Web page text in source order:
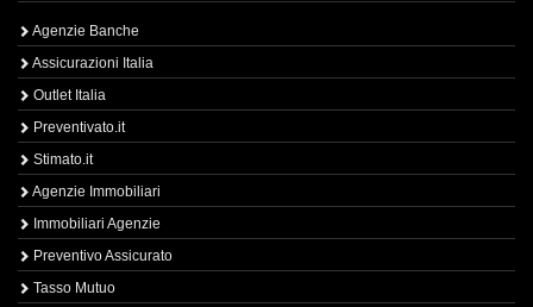
Agenzie Banche
Assicurazioni Italia
Outlet Italia
Preventivato.it
Stimato.it
Agenzie Immobiliari
Immobiliari Agenzie
Preventivo Assicurato
Tasso Mutuo